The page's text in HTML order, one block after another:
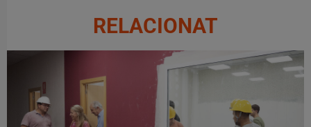
RELACIONAT